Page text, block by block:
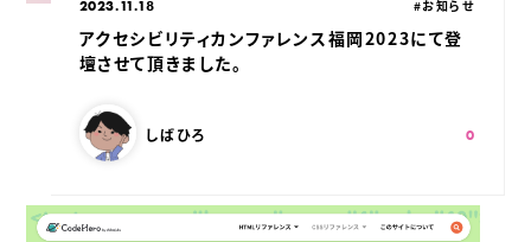
アクセシビリティカンファレンス福岡2023にて登
壇させて頂きました。
2023.11.18 #お知らせ
この記事を書いた人：
しばひろ
スキ：
0Shares